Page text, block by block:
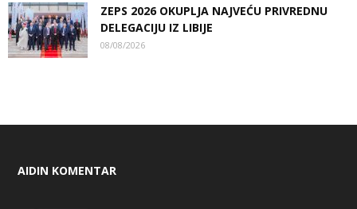
ZEPS 2026 OKUPLJA NAJVEĆU PRIVREDNU
DELEGACIJU IZ LIBIJE
08/08/2026
AIDIN KOMENTAR